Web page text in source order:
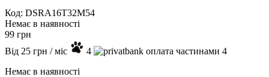
Код: DSRA16T32M54
Немає в наявності
99 грн
Від 25 грн / міс 4
4
Немає в наявності